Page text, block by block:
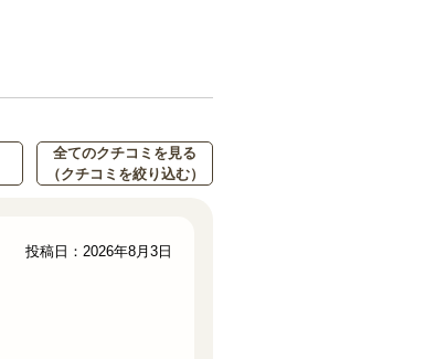
全てのクチコミを見る
（クチコミを絞り込む）
投稿日：2026年8月3日